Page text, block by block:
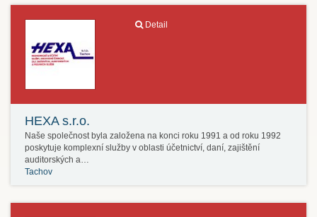
Detail
HEXA s.r.o.
Naše společnost byla založena na konci roku 1991 a od roku 1992
poskytuje komplexní služby v oblasti účetnictví, daní, zajištění
auditorských a…
Tachov